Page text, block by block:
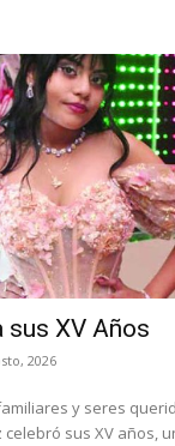
sus XV Años
2026
y seres
sus XV años,